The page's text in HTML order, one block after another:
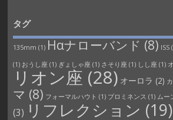
タグ
135mm (1) Hαナローバンド (8) ISS
(1) おうし座 (1) ぎょしゃ座 (1) さそり座 (1) しし座 (1)
リオン座 (28) オーロラ (2)
マ (8) フォーマルハウト (1) プロミネンス (1) ムー
(3) リフレクション (19)